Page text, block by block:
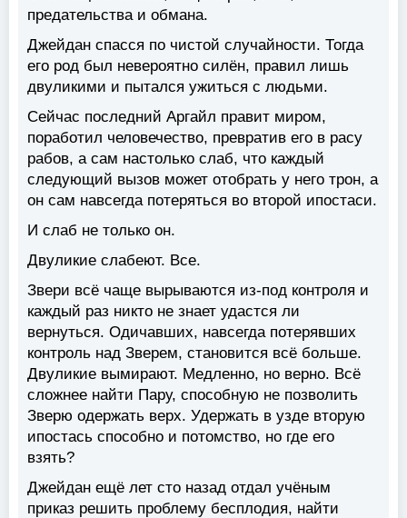
предательства и обмана.
Джейдан спасся по чистой случайности. Тогда
его род был невероятно силён, правил лишь
двуликими и пытался ужиться с людьми.
Сейчас последний Аргайл правит миром,
поработил человечество, превратив его в расу
рабов, а сам настолько слаб, что каждый
следующий вызов может отобрать у него трон, а
он сам навсегда потеряться во второй ипостаси.
И слаб не только он.
Двуликие слабеют. Все.
Звери всё чаще вырываются из-под контроля и
каждый раз никто не знает удастся ли
вернуться. Одичавших, навсегда потерявших
контроль над Зверем, становится всё больше.
Двуликие вымирают. Медленно, но верно. Всё
сложнее найти Пару, способную не позволить
Зверю одержать верх. Удержать в узде вторую
ипостась способно и потомство, но где его
взять?
Джейдан ещё лет сто назад отдал учёным
приказ решить проблему бесплодия, найти